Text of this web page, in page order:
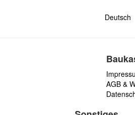
Deutsch
AGB &